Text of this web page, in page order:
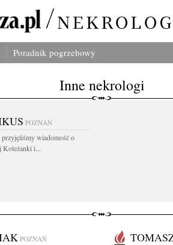
Poradnik pogrzebowy
Inne nekrologi
POZNAŃ
przyjęliśmy wiadomość o
Koleżanki i...
POZNAŃ